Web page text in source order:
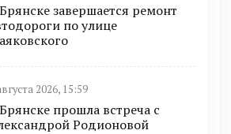
завершается ремонт
по улице
2026, 15:59
прошла встреча с
Родионовой